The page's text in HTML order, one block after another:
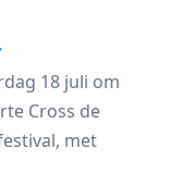
18 juli om
Cross de
met